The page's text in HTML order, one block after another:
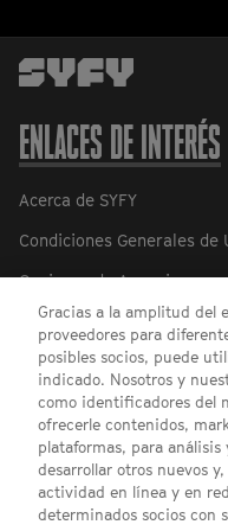
ENLACES DE INTERÉS
Acerca de SYFY
Condiciones Generales de
Opciones de Anuncios
Política de privacidad
Gracias a la amplitud del
proveedores para
posibles socios, puede
indicado. Nosotros y
como identificadores del
ofrecerle contenidos,
plataformas, para
desarrollar otros nuevos
actividad en línea y en
determinados socios con